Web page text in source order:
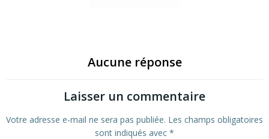
Aucune réponse
Laisser un commentaire
Votre adresse e-mail ne sera pas publiée. Les champs obligatoires
sont indiqués avec *